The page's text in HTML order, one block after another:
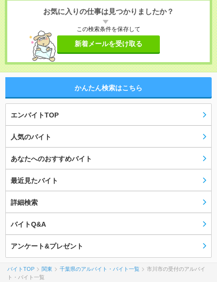
お気に入りの仕事は見つかりましたか？
この検索条件を保存して
新着メールを受け取る
かんたん検索はこちら
エンバイトTOP
人気のバイト
あなたへのおすすめバイト
最近見たバイト
詳細検索
バイトQ&A
アンケート&プレゼント
バイトTOP 関東 千葉県のアルバイト・バイト一覧
市川市の受付のアルバイ
ト・バイト一覧